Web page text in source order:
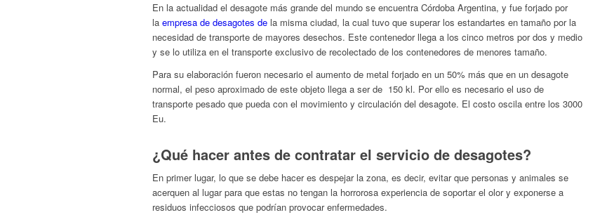
En la actualidad el desagote más grande del mundo se encuentra Córdoba Argentina, y fue forjado por
la empresa de desagotes de la misma ciudad, la cual tuvo que superar los estandartes en tamaño por la
necesidad de transporte de mayores desechos. Este contenedor llega a los cinco metros por dos y medio
y se lo utiliza en el transporte exclusivo de recolectado de los contenedores de menores tamaño.
Para su elaboración fueron necesario el aumento de metal forjado en un 50% más que en un desagote
normal, el peso aproximado de este objeto llega a ser de 150 kl. Por ello es necesario el uso de
transporte pesado que pueda con el movimiento y circulación del desagote. El costo oscila entre los 3000
Eu.
¿Qué hacer antes de contratar el servicio de desagotes?
En primer lugar, lo que se debe hacer es despejar la zona, es decir, evitar que personas y animales se
acerquen al lugar para que estas no tengan la horrorosa experiencia de soportar el olor y exponerse a
residuos infecciosos que podrían provocar enfermedades.